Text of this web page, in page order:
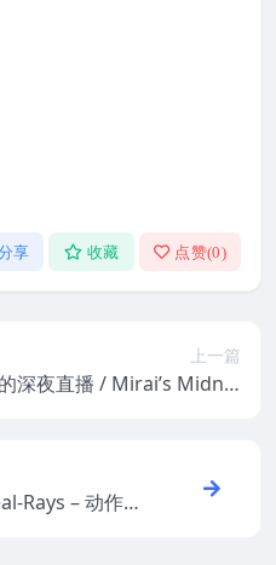
享 收藏 点赞(0)
上一篇
深夜直播 / Mirai’s Midnig
Rays – 动作射